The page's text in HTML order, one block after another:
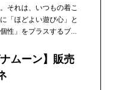
それは、いつもの着こ
「ほどよい遊び心」と
性」をプラスするブラ
ムーン】販売